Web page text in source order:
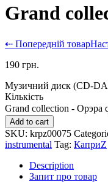
Grand
⇠ Попередній товар
190 грн.
Музичний диск (CD-
Кількість
Grand collection - Орэра
Add to cart
SKU: krpz00075
instrumental Tag: КаприZ
Description
Запит про товар